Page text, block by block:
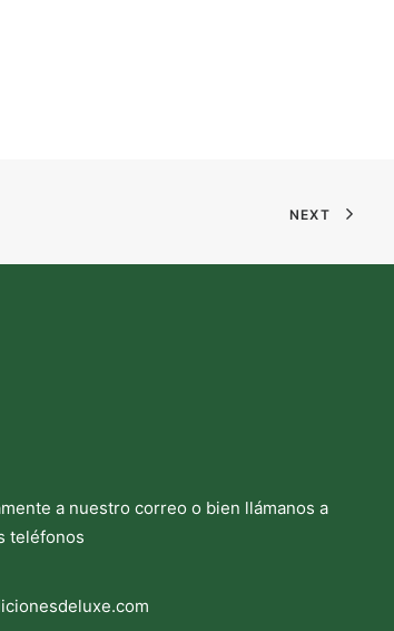
NEXT
a nuestro correo o bien llámanos a
teléfonos